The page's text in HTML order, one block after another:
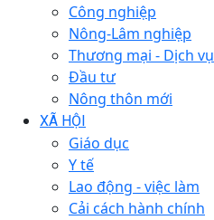
Công nghiệp
Nông-Lâm nghiệp
Thương mại - Dịch vụ
Đầu tư
Nông thôn mới
XÃ HỘI
Giáo dục
Y tế
Lao động - việc làm
Cải cách hành chính